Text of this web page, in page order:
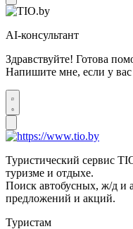
AI-консультант
Здравствуйте! Готова
Напишите мне, если у вас
Туристический сервис
туризме и отдыхе.
Поиск автобусных, ж/д и
предложений и акций.
Туристам